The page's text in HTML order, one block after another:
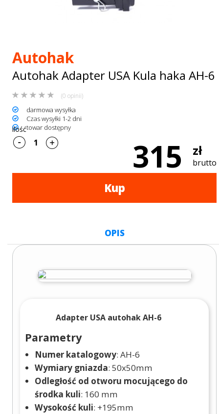
dachowe
AKCESORIA
SPORTOWE
Turystyka
Przyczepy
Autohak
Autohak Adapter USA Kula haka AH-6
(0 opinii)
darmowa wysyłka
Czas wysyłki 1-2 dni
towar dostępny
315 zł
brutto
ilość
Kup
OPIS
Adapter USA autohak AH-6
Parametry
Numer katalogowy: AH-6
Wymiary gniazda: 50x50mm
Odległość od otworu mocującego do
środka kuli: 160 mm
Wysokość kuli: +195mm